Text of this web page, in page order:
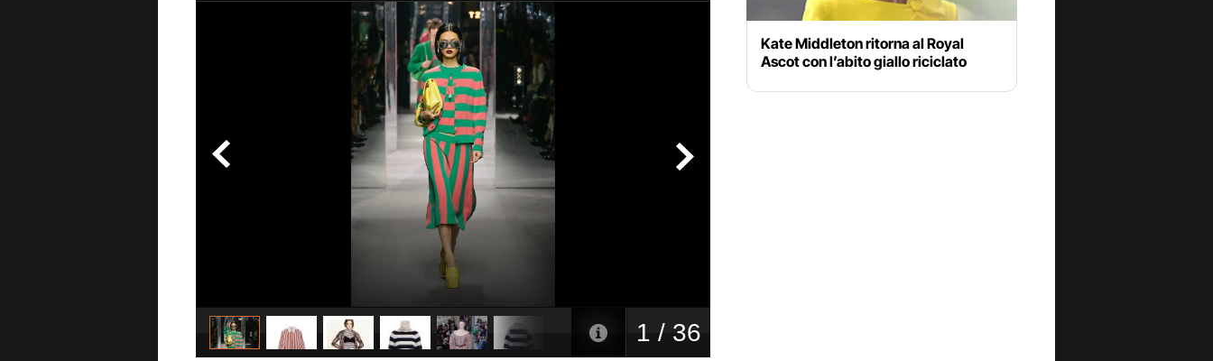
Kate Middleton ritorna al Royal
Ascot con l’abito giallo riciclato